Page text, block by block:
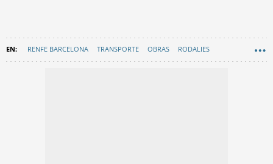
RENFE BARCELONA TRANSPORTE OBRAS RODALIES